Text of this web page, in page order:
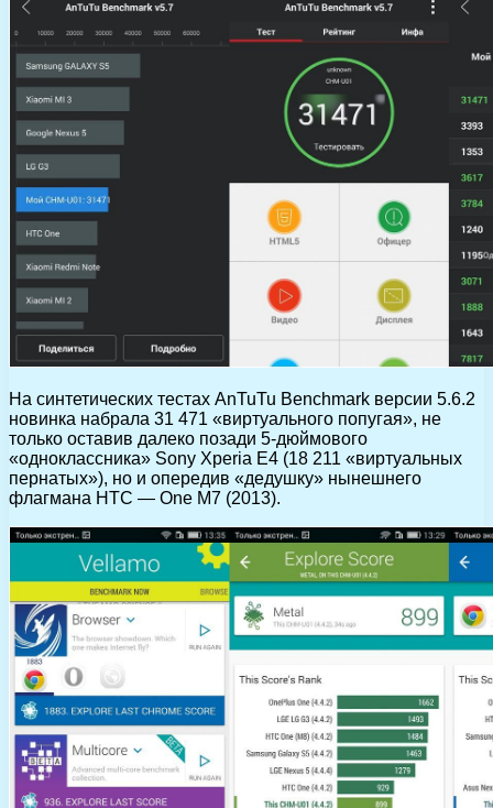
На синтетических тестах AnTuTu Benchmark версии 5.6.2
новинка набрала 31 471 «виртуального попугая», не
только оставив далеко позади 5-дюймового
«одноклассника» Sony Xperia E4 (18 211 «виртуальных
пернатых»), но и опередив «дедушку» нынешнего
флагмана HTC — One M7 (2013).